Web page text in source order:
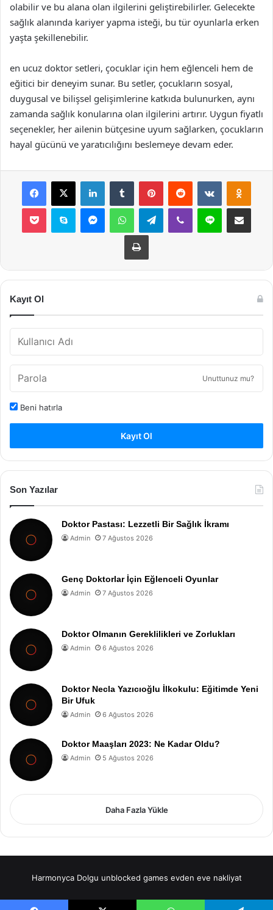
olabilir ve bu alana olan ilgilerini geliştirebilirler. Gelecekte
sağlık alanında kariyer yapma isteği, bu tür oyunlarla erken
yaşta şekillenebilir.
en ucuz doktor setleri, çocuklar için hem eğlenceli hem de
eğitici bir deneyim sunar. Bu setler, çocukların sosyal,
duygusal ve bilişsel gelişimlerine katkıda bulunurken, aynı
zamanda sağlık konularına olan ilgilerini artırır. Uygun fiyatlı
seçenekler, her ailenin bütçesine uyum sağlarken, çocukların
hayal gücünü ve yaratıcılığını beslemeye devam eder.
Facebook
X LinkedInTumblr PinterestReddit VKontakte
Pocket Skype MessengerWhatsAppTelegramViber Line E-Posta ile
Yazdır
Kayıt Ol
Unuttunuz mu?
Beni hatırla
Kayıt Ol
Son Yazılar
Doktor Pastası: Lezzetli Bir Sağlık İkramı
Admin 7 Ağustos 2026
Genç Doktorlar İçin Eğlenceli Oyunlar
Admin 7 Ağustos 2026
Doktor Olmanın Gereklilikleri ve Zorlukları
Admin 6 Ağustos 2026
Doktor Necla Yazıcıoğlu İlkokulu: Eğitimde Yeni
Bir Ufuk
Admin 6 Ağustos 2026
Doktor Maaşları 2023: Ne Kadar Oldu?
Admin 5 Ağustos 2026
Daha Fazla Yükle
Harmonyca Dolgu unblocked games evden eve nakliyat